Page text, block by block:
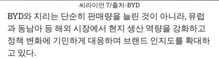
씨라이언 7/출처-BYD
BYD와 지리는 단순히 판매량을 늘린 것이 아니라, 유럽
과 동남아 등 해외 시장에서 현지 생산 역량을 강화하고
정책 변화에 기민하게 대응하며 브랜드 인지도를 확대하
고 있다.